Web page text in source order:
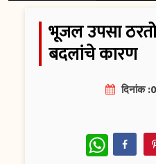
भूजल उपसा
बदलांचे कारण
दिनांक